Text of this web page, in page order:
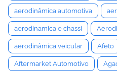
aerodinâmica automotiva
aerodinamica e chassi
aerodinâmica veicular Afeto
Aftermarket Automotivo